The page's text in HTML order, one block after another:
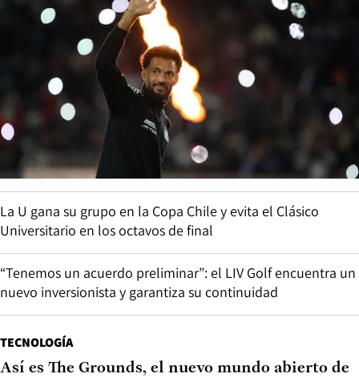
La U gana su grupo en la Copa Chile y evita el Clásico
Universitario en los octavos de final
“Tenemos un acuerdo preliminar”: el LIV Golf encuentra un
nuevo inversionista y garantiza su continuidad
TECNOLOGÍA
Así es The Grounds, el nuevo mundo abierto de